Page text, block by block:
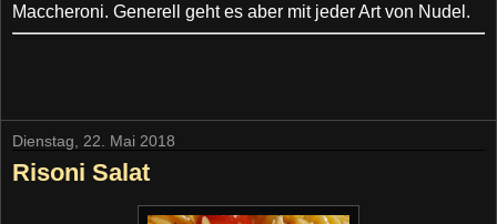
Maccheroni. Generell geht es aber mit jeder Art von Nudel.
Dienstag, 22. Mai 2018
Risoni Salat